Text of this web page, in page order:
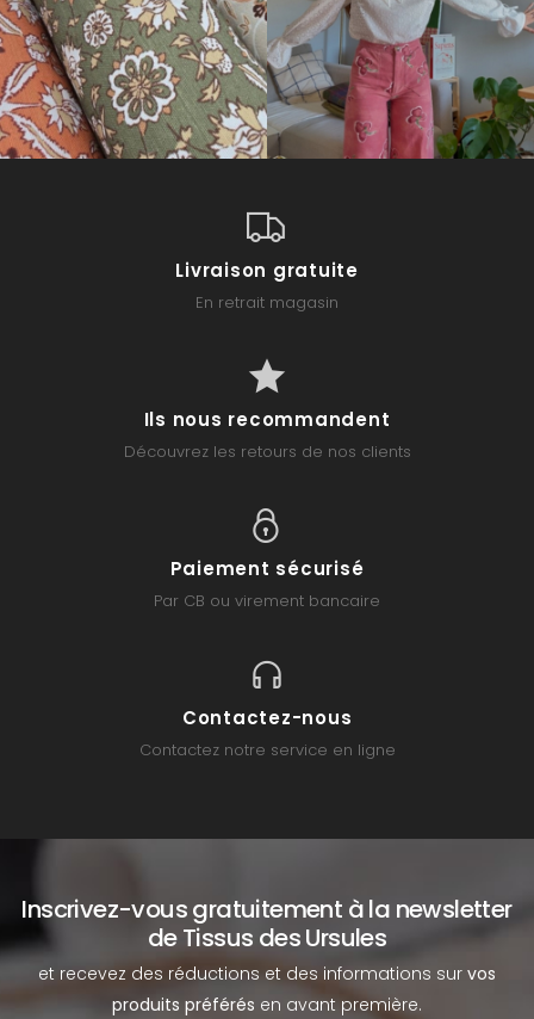
Livraison gratuite
En retrait magasin
Ils nous recommandent
Découvrez les retours de nos clients
Paiement sécurisé
Par CB ou virement bancaire
Contactez-nous
Contactez notre service en ligne
Inscrivez-vous gratuitement à la newsletter
de Tissus des Ursules
et recevez des réductions et des informations sur vos
produits préférés en avant première.